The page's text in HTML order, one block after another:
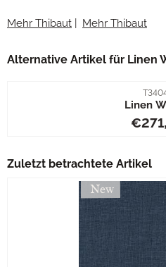
Mehr Thibaut Mehr Thibaut
Alternative Artikel für Linen
Linen
Zuletzt betrachtete Artikel